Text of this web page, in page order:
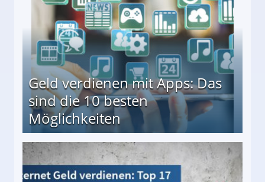
Geld verdienen mit Apps: Das
sind die 10 besten
Möglichkeiten
besten Möglichkeiten